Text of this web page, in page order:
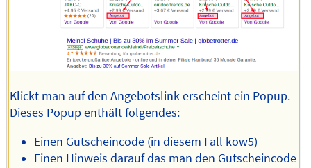
Klickt man auf den Angebotslink erscheint ein Popup.
Dieses Popup enthält folgendes:
Einen Gutscheincode (in diesem Fall kow5)
Einen Hinweis darauf das man den Gutscheincode